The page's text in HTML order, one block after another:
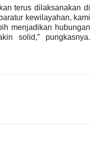
terus dilaksanakan di
kewilayahan, kami
menjadikan hubungan
solid,” pungkasnya.